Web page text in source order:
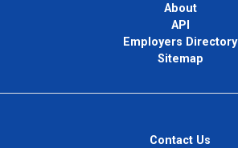
About
API
Employers Directory
Sitemap
Contact Us